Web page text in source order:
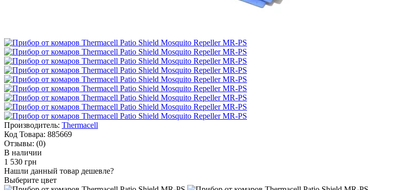
Производитель: Thermacell
Код Товара: 885669
Отзывы: (0)
В наличии
1 530 грн
Нашли данный товар дешевле?
Выберите цвет